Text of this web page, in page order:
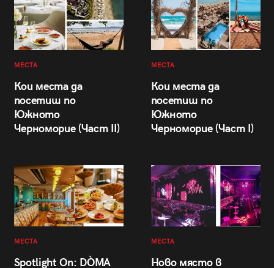
МЕСТА
Кои места да
посетиш по
Южното
Черноморие (Част II)
МЕСТА
Кои места да
посетиш по
Южното
Черноморие (Част I)
МЕСТА
Spotlight On: DÒMA
МЕСТА
Ново място в